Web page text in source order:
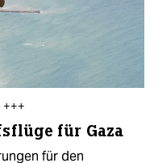
für Gaza
für den